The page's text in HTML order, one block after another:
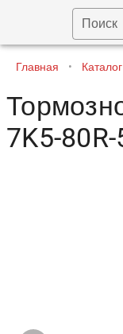
Поиск
Главная • Каталог
7K5-80R-